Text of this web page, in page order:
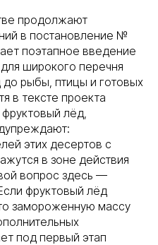
продолжают
в постановление №
поэтапное введение
широкого перечня
рыбы, птицы и готовых
в тексте проекта
лёд,
этих десертов с
в зоне действия
вопрос здесь —
фруктовый лёд
замороженную массу
под первый этап